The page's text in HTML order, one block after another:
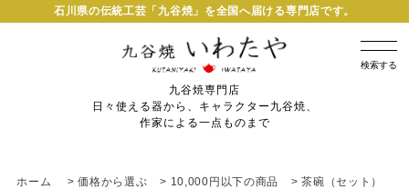
石川県の伝統工芸「九谷焼」を全国へ届ける専門店です。
検索する
九谷焼専門店
日々使える器から、キャラクター九谷焼、
作家による一点ものまで
ホーム >価格から選ぶ > 10,000円以下の商品 >茶碗（セット）